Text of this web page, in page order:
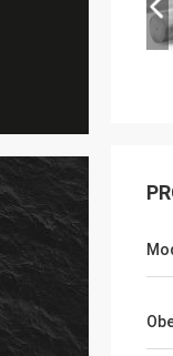
Ich bin
Ich bereite mich
Produkte